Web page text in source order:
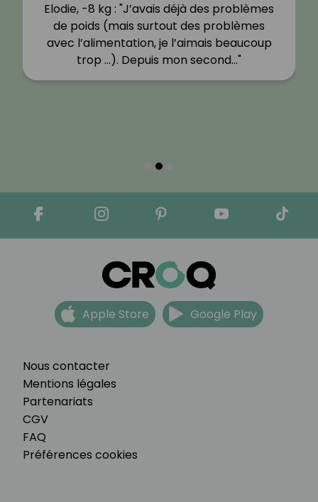
Elodie, -8 kg : "J’avais déjà des problèmes
de poids (mais surtout des problèmes
avec l’alimentation, je l’aimais beaucoup
trop …). Depuis mon second…"
Nous contacter
Mentions légales
Partenariats
CGV
FAQ
Préférences cookies
Apple Store Google Play